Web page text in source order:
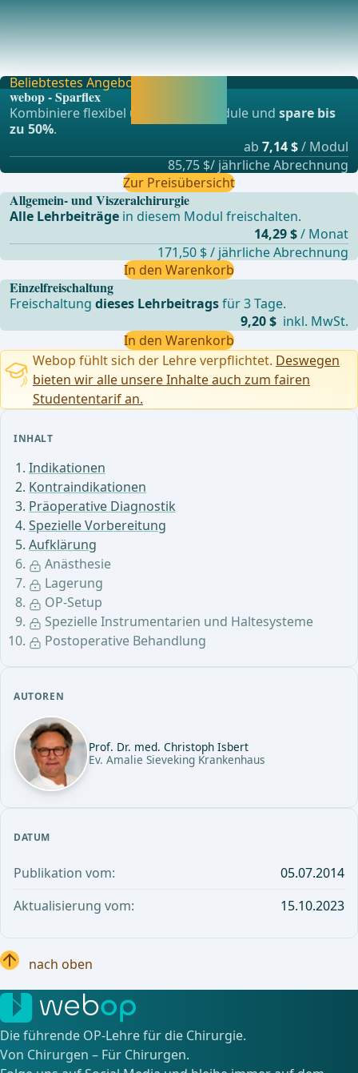
INHALT
Indikationen
Kontraindikationen
Präoperative Diagnostik
Spezielle Vorbereitung
Aufklärung
Anästhesie
Lagerung
OP-Setup
Spezielle Instrumentarien und Haltesysteme
Postoperative Behandlung
AUTOREN
Prof. Dr. med. Christoph Isbert
Ev. Amalie Sieveking Krankenhaus
DATUM
Publikation vom:
05.07.2014
Aktualisierung vom:
15.10.2023
Je nach Allgemeinzustand des
Patienten:Intubationsnarkose
(Intubationsnarkose)Leitungsanästhesie (S
Einzelfreischaltung
Freischaltungdieses Lehrbeitragsfür 3 Tage.
9,20 $ inkl. MwSt.
In den Warenkorb
Beliebtestes Angebot
webop - Sparflex
Kombiniere flexibel unsere Lernmodule undspare bis
zu 50%.
ab 7,14 $/ Modul
85,75 $/ jährliche Abrechnung
Zur Preisübersicht
Allgemein- und Viszeralchirurgie
Alle Lehrbeiträge in diesem Modul freischalten.
14,29 $/ Monat
171,50 $ / jährliche Abrechnung
In den Warenkorb
Webop fühlt sich der Lehre verpflichtet. Deswegen
bieten wir alle unsere Inhalte auch zum fairen
Studententarif an.
nach oben
Die führende OP-Lehre für die Chirurgie.
Von Chirurgen – Für Chirurgen.